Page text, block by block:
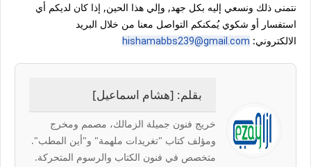
نتمنى ذلك ونسعي إليه بكل جهد, وإلي هذا الحين, إذا كان لديكم أي
استفسار أو شكوي يُمكنكم التواصل معنا من خلال البريد
الالكتروني: hishamabbs239@gmail.com
بقلم: [هشام اسماعيل]
خريج فنون جميلة الزمالك، مصمم ومخرج
ومؤلف كتاب "تغريدات ملهمة" و"أين المطب".
متخصص في فنون الكتاب والرسوم المتحركة.